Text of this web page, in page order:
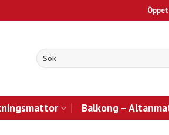
Balkong –